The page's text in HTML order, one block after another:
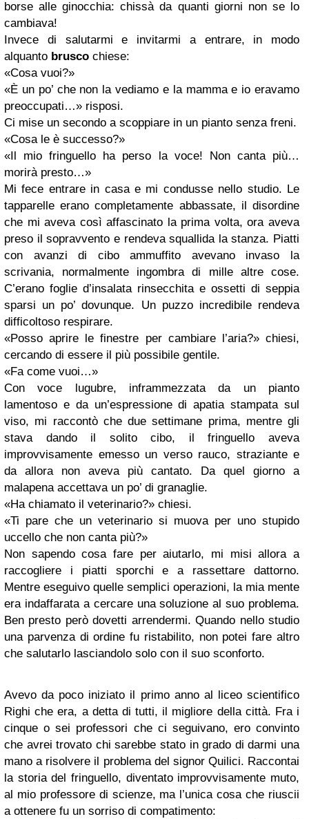
borse alle ginocchia: chissà da quanti giorni non se lo
cambiava!
Invece di salutarmi e invitarmi a entrare, in modo
alquanto brusco chiese:
«Cosa vuoi?»
«È un po’ che non la vediamo e la mamma e io eravamo
preoccupati…» risposi.
Ci mise un secondo a scoppiare in un pianto senza freni.
«Cosa le è successo?»
«Il mio fringuello ha perso la voce! Non canta più…
morirà presto…»
Mi fece entrare in casa e mi condusse nello studio. Le
tapparelle erano completamente abbassate, il disordine
che mi aveva così affascinato la prima volta, ora aveva
preso il sopravvento e rendeva squallida la stanza. Piatti
con avanzi di cibo ammuffito avevano invaso la
scrivania, normalmente ingombra di mille altre cose.
C’erano foglie d’insalata rinsecchita e ossetti di seppia
sparsi un po’ dovunque. Un puzzo incredibile rendeva
difficoltoso respirare.
«Posso aprire le finestre per cambiare l’aria?» chiesi,
cercando di essere il più possibile gentile.
«Fa come vuoi…»
Con voce lugubre, inframmezzata da un pianto
lamentoso e da un’espressione di apatia stampata sul
viso, mi raccontò che due settimane prima, mentre gli
stava dando il solito cibo, il fringuello aveva
improvvisamente emesso un verso rauco, straziante e
da allora non aveva più cantato. Da quel giorno a
malapena accettava un po’ di granaglie.
«Ha chiamato il veterinario?» chiesi.
«Ti pare che un veterinario si muova per uno stupido
uccello che non canta più?»
Non sapendo cosa fare per aiutarlo, mi misi allora a
raccogliere i piatti sporchi e a rassettare dattorno.
Mentre eseguivo quelle semplici operazioni, la mia mente
era indaffarata a cercare una soluzione al suo problema.
Ben presto però dovetti arrendermi. Quando nello studio
una parvenza di ordine fu ristabilito, non potei fare altro
che salutarlo lasciandolo solo con il suo sconforto.
Avevo da poco iniziato il primo anno al liceo scientifico
Righi che era, a detta di tutti, il migliore della città. Fra i
cinque o sei professori che ci seguivano, ero convinto
che avrei trovato chi sarebbe stato in grado di darmi una
mano a risolvere il problema del signor Quilici. Raccontai
la storia del fringuello, diventato improvvisamente muto,
al mio professore di scienze, ma l’unica cosa che riuscii
a ottenere fu un sorriso di compatimento: